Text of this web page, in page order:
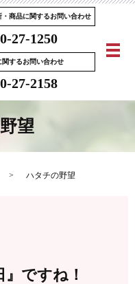
・商品に関するお問い合わせ
27-1250
関するお問い合わせ
27-2158
メ
望
ハタチの野望
ですね！